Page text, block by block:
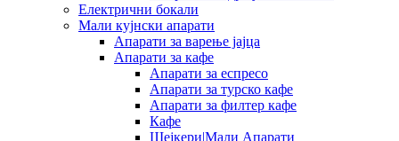
Електрични бокали
Мали кујнски апарати
Апарати за варење јајца
Апарати за кафе
Апарати за еспресо
Апарати за турско кафе
Апарати за филтер кафе
Кафе
Шејкери|Мали Апарати